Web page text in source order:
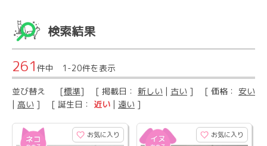
検索結果
261 件中 1-20件を表示
並び替え [標準] [ 掲載日： 新しい | 古い ] [ 価格： 安い
| 高い ] [ 誕生日： 近い | 遠い ]
お気に入り お気に入り